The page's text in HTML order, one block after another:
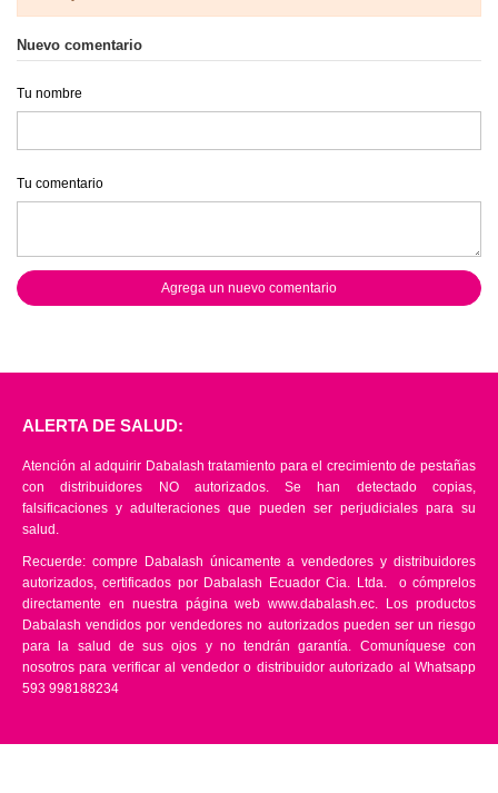
Nuevo comentario
Tu nombre
Tu comentario
Agrega un nuevo comentario
ALERTA DE SALUD:
Atención al adquirir Dabalash tratamiento para el crecimiento de pestañas
con distribuidores NO autorizados. Se han detectado copias,
falsificaciones y adulteraciones que pueden ser perjudiciales para su
salud.
Recuerde: compre Dabalash únicamente a vendedores y distribuidores
autorizados, certificados por Dabalash Ecuador Cia. Ltda. o cómprelos
directamente en nuestra página web www.dabalash.ec. Los productos
Dabalash vendidos por vendedores no autorizados pueden ser un riesgo
para la salud de sus ojos y no tendrán garantía. Comuníquese con
nosotros para verificar al vendedor o distribuidor autorizado al Whatsapp
593 998188234